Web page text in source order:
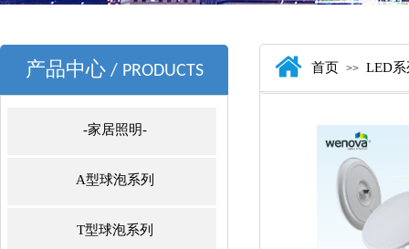
产品中心/ PRODUCTS 首页 >> LED系
-家居照明-
A型球泡系列
T型球泡系列